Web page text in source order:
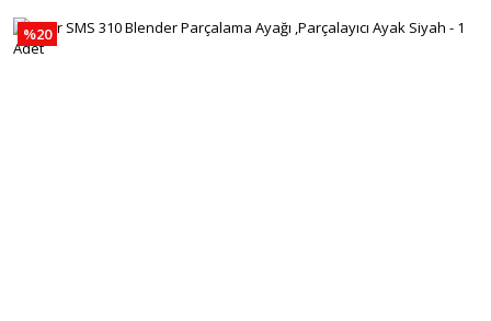
%20